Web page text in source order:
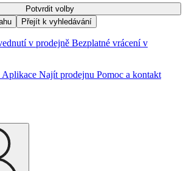
Potvrdit volby
Přejít k vyhledávání
v prodejně Bezplatné vrácení v
Aplikace Najít prodejnu Pomoc a kontakt